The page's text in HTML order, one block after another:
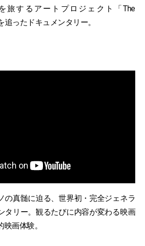
旅するアートプロジェクト「The
追ったドキュメンタリー。
の真髄に迫る、世界初・完全ジェネラ
タリー。観るたびに内容が変わる映画
画体験。